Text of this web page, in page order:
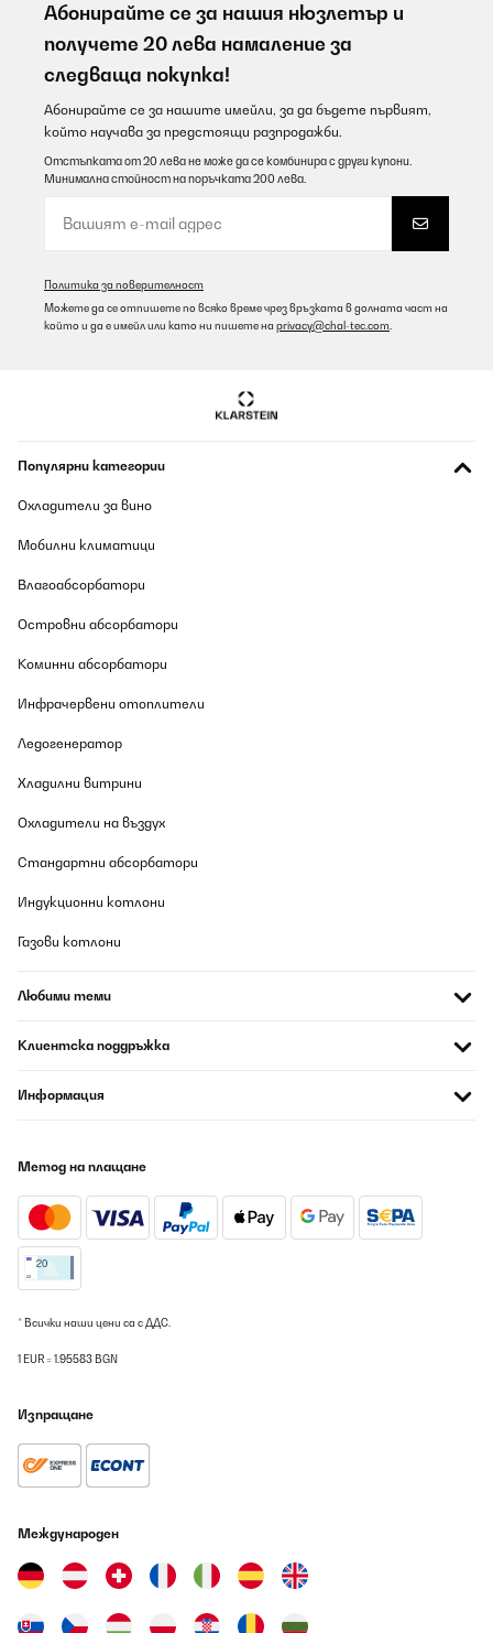
Абонирайте се за нашия нюзлетър и
получете 20 лева намаление за
следваща покупка!
Абонирайте се за нашите имейли, за да бъдете първият,
който научава за предстоящи разпродажби.
Отстъпката от 20 лева не може да се комбинира с други купони.
Минимална стойност на поръчката 200 лева.
Политика за поверителност
Можете да се отпишете по всяко време чрез връзката в долната част на
който и да е имейл или като ни пишете на privacy@chal-tec.com
Популярни категории
Охладители за вино
Мобилни климатици
Влагоабсорбатори
Островни абсорбатори
Коминни абсорбатори
Инфрачервени отоплители
Ледогенератор
Хладилни витрини
Охладители на въздух
Стандартни абсорбатори
Индукционни котлони
Газови котлони
Любими теми
Клиентска поддръжка
Информация
Метод на плащане
* Всички наши цени са с ДДС.
1 EUR = 1.95583 BGN
Изпращане
Международен